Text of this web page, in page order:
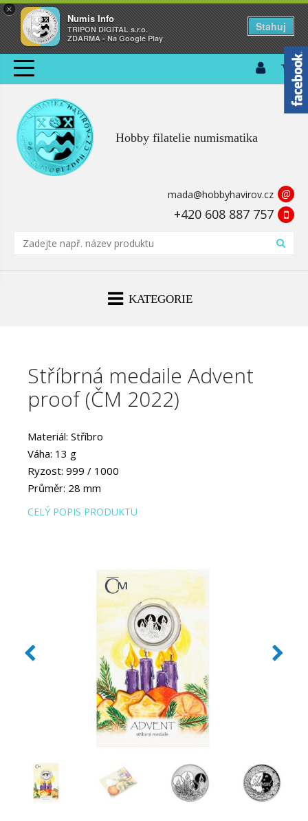
×
Numis Info
TRIPON DIGITAL s.r.o.
ZDARMA - Na Google Play
Stahuj
Hobby filatelie numismatika
mada@hobbyhavirov.cz @
+420 608 887 757
KATEGORIE
Stříbrná medaile Advent
proof (ČM 2022)
Materiál: Stříbro
Váha: 13 g
Ryzost: 999 / 1000
Průměr: 28 mm
Provedení: PROOF
CELÝ POPIS PRODUKTU